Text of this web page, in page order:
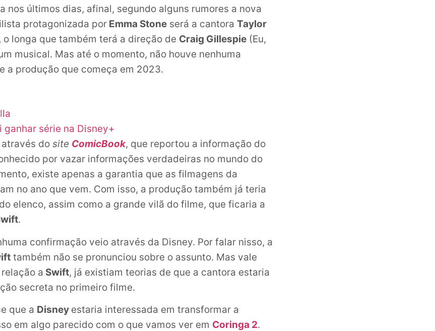
nos últimos dias, afinal, segundo alguns rumores a nova
protagonizada por Emma Stone será a cantora Taylor
o longa que também terá a direção de Craig Gillespie (Eu,
musical. Mas até o momento, não houve nenhuma
a produção que começa em 2023.
ganhar série na Disney+
do site ComicBook, que reportou a informação do
por vazar informações verdadeiras no mundo do
existe apenas a garantia que as filmagens da
no ano que vem. Com isso, a produção também já teria
elenco, assim como a grande vilã do filme, que ficaria a
.
confirmação veio através da Disney. Por falar nisso, a
também não se pronunciou sobre o assunto. Mas vale
a Swift, já existiam teorias de que a cantora estaria
secreta no primeiro filme.
que a Disney estaria interessada em transformar a
em algo parecido com o que vamos ver em Coringa 2.